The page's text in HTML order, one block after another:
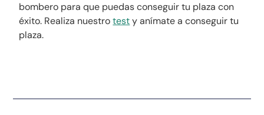
bombero para que puedas conseguir tu plaza con
éxito. Realiza nuestrotesty anímate a conseguir tu
plaza.